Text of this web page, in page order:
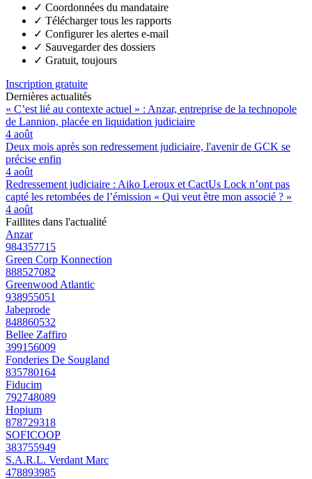
✓ Coordonnées du mandataire
✓ Télécharger tous les rapports
✓ Configurer les alertes e-mail
✓ Sauvegarder des dossiers
✓ Gratuit, toujours
Inscription gratuite
Dernières actualités
« C’est lié au contexte actuel » : Anzar, entreprise de la technopole
de Lannion, placée en liquidation judiciaire
4 août
Deux mois après son redressement judiciaire, l'avenir de GCK se
précise enfin
4 août
Redressement judiciaire : Aiko Leroux et CactUs Lock n’ont pas
capté les retombées de l’émission « Qui veut être mon associé ? »
4 août
Faillites dans l'actualité
Anzar
984357715
Green Corp Konnection
888527082
Greenwood Atlantic
938955051
Jabeprode
848860532
Bellee Zaffiro
399156009
Fonderies De Sougland
835780164
Fiducim
792748089
Hopium
878729318
SOFICOOP
383755949
S.A.R.L. Verdant Marc
478893985